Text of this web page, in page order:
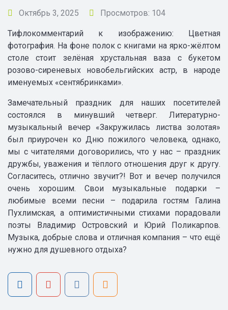
Октябрь 3, 2025 Просмотров: 104
Тифлокомментарий к изображению: Цветная
фотография. На фоне полок с книгами на ярко-жёлтом
столе стоит зелёная хрустальная ваза с букетом
розово-сиреневых новобельгийских астр, в народе
именуемых «сентябринками».
Замечательный праздник для наших посетителей
состоялся в минувший четверг. Литературно-
музыкальный вечер «Закружилась листва золотая»
был приурочен ко Дню пожилого человека, однако,
мы с читателями договорились, что у нас – праздник
дружбы, уважения и тёплого отношения друг к другу.
Согласитесь, отлично звучит?! Вот и вечер получился
очень хорошим. Свои музыкальные подарки –
любимые всеми песни – подарила гостям Галина
Пухлимская, а оптимистичными стихами порадовали
поэты Владимир Островский и Юрий Поликарпов.
Музыка, добрые слова и отличная компания – что ещё
нужно для душевного отдыха?